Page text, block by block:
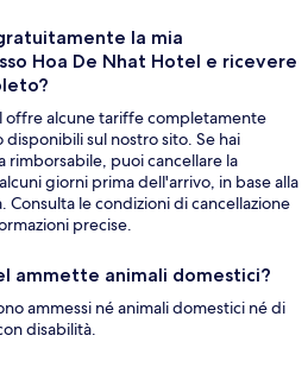
la mia
Hoa De Nhat Hotel e ricevere
offre alcune tariffe completamente
sul nostro sito. Se hai
rimborsabile, puoi cancellare la
giorni prima dell'arrivo, in base alla
Consulta le condizioni di cancellazione
precise.
ammette animali domestici?
ammessi né animali domestici né di
disabilità.